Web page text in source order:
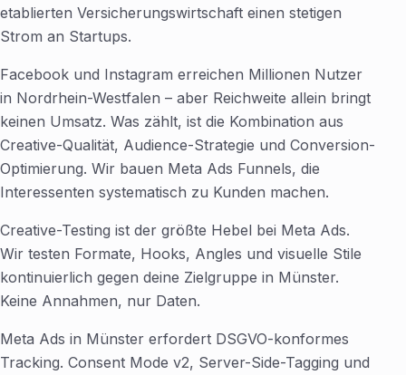
etablierten Versicherungswirtschaft einen stetigen
Strom an Startups.
Facebook und Instagram erreichen Millionen Nutzer
in Nordrhein-Westfalen – aber Reichweite allein bringt
keinen Umsatz. Was zählt, ist die Kombination aus
Creative-Qualität, Audience-Strategie und Conversion-
Optimierung. Wir bauen Meta Ads Funnels, die
Interessenten systematisch zu Kunden machen.
Creative-Testing ist der größte Hebel bei Meta Ads.
Wir testen Formate, Hooks, Angles und visuelle Stile
kontinuierlich gegen deine Zielgruppe in Münster.
Keine Annahmen, nur Daten.
Meta Ads in Münster erfordert DSGVO-konformes
Tracking. Consent Mode v2, Server-Side-Tagging und